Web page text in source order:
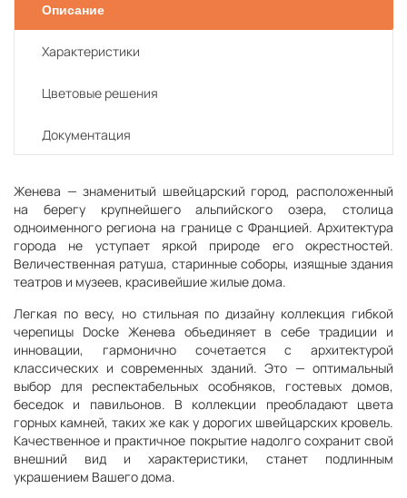
Описание
Характеристики
Цветовые решения
Документация
Женева — знаменитый швейцарский город, расположенный
на берегу крупнейшего альпийского озера, столица
одноименного региона на границе с Францией. Архитектура
города не уступает яркой природе его окрестностей.
Величественная ратуша, старинные соборы, изящные здания
театров и музеев, красивейшие жилые дома.
Легкая по весу, но стильная по дизайну коллекция гибкой
черепицы Docke Женева объединяет в себе традиции и
инновации, гармонично сочетается с архитектурой
классических и современных зданий. Это — оптимальный
выбор для респектабельных особняков, гостевых домов,
беседок и павильонов. В коллекции преобладают цвета
горных камней, таких же как у дорогих швейцарских кровель.
Качественное и практичное покрытие надолго сохранит свой
внешний вид и характеристики, станет подлинным
украшением Вашего дома.